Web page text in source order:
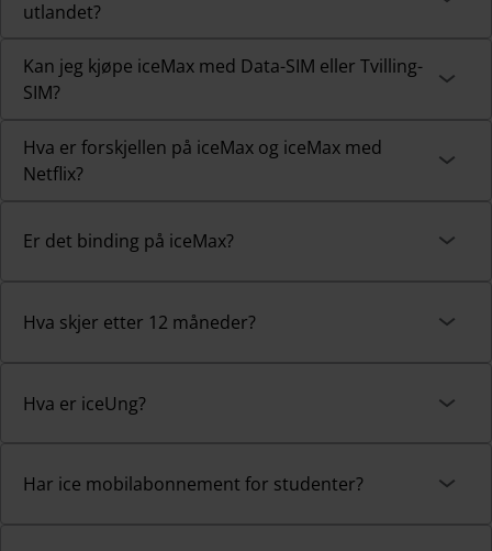
utlandet?
Kan jeg kjøpe iceMax med Data-SIM eller Tvilling-
SIM?
Hva er forskjellen på iceMax og iceMax med
Netflix?
Er det binding på iceMax?
Hva skjer etter 12 måneder?
Hva er iceUng?
Har ice mobilabonnement for studenter?